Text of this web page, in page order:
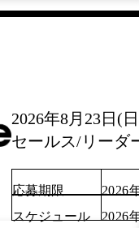
2026年8月23日(
セールス/リーダ
応募期限
2026
スケジュール
2026